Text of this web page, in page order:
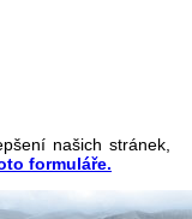
našich stránek,
formuláře.